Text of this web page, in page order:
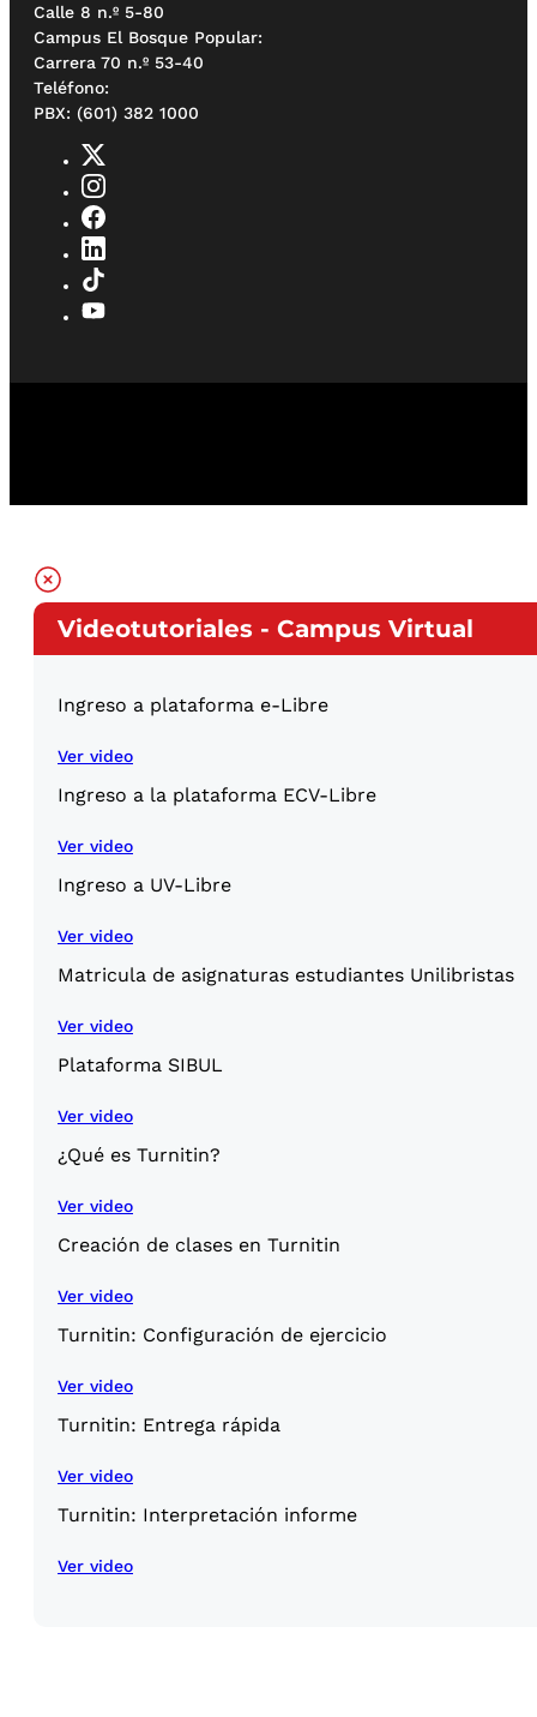
Calle 8 n.º 5-80
Campus El Bosque Popular:
Carrera 70 n.º 53-40
Teléfono:
PBX: (601) 382 1000
Videotutoriales - Campus Virtual
Ingreso a plataforma e-Libre
Ver video
Ingreso a la plataforma ECV-Libre
Ver video
Ingreso a UV-Libre
Ver video
Matricula de asignaturas estudiantes Unilibristas
Ver video
Plataforma SIBUL
Ver video
¿Qué es Turnitin?
Ver video
Creación de clases en Turnitin
Ver video
Turnitin: Configuración de ejercicio
Ver video
Turnitin: Entrega rápida
Ver video
Turnitin: Interpretación informe
Ver video